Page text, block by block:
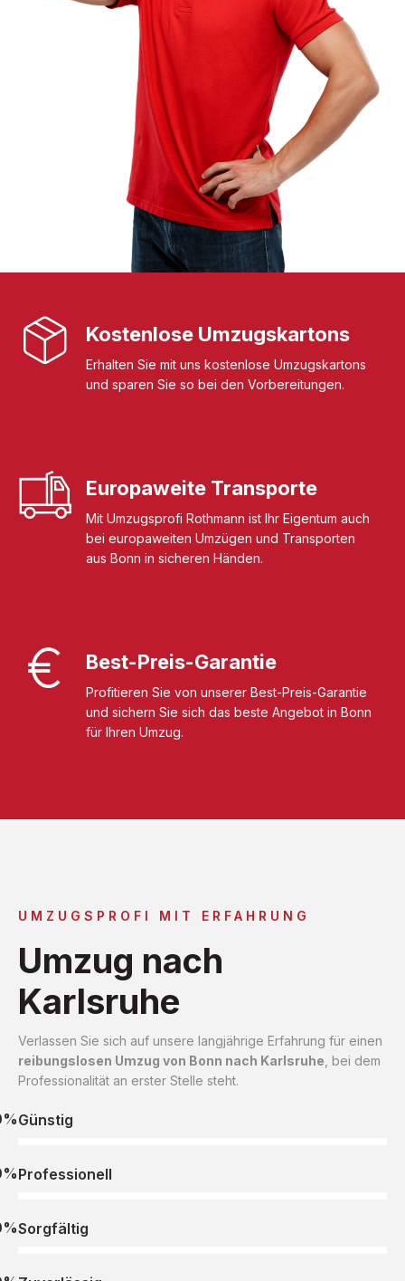
Kostenlose Umzugskartons
Erhalten Sie mit uns kostenlose Umzugskartons
und sparen Sie so bei den Vorbereitungen.
Europaweite Transporte
Mit Umzugsprofi Rothmann ist Ihr Eigentum auch
bei europaweiten Umzügen und Transporten
aus Bonn in sicheren Händen.
Best-Preis-Garantie
Profitieren Sie von unserer Best-Preis-Garantie
und sichern Sie sich das beste Angebot in Bonn
für Ihren Umzug.
UMZUGSPROFI MIT ERFAHRUNG
Umzug nach
Karlsruhe
Verlassen Sie sich auf unsere langjährige Erfahrung für einen
reibungslosen Umzug von Bonn nach Karlsruhe , bei dem
Professionalität an erster Stelle steht.
Günstig
Professionell
Sorgfältig